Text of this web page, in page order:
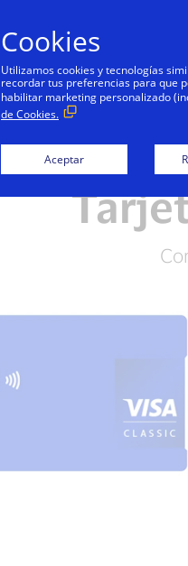
Cookies
Utilizamos cookies y tecnologías
recordar tus preferencias para que
habilitar marketing personalizado
de Cookies.
Aceptar